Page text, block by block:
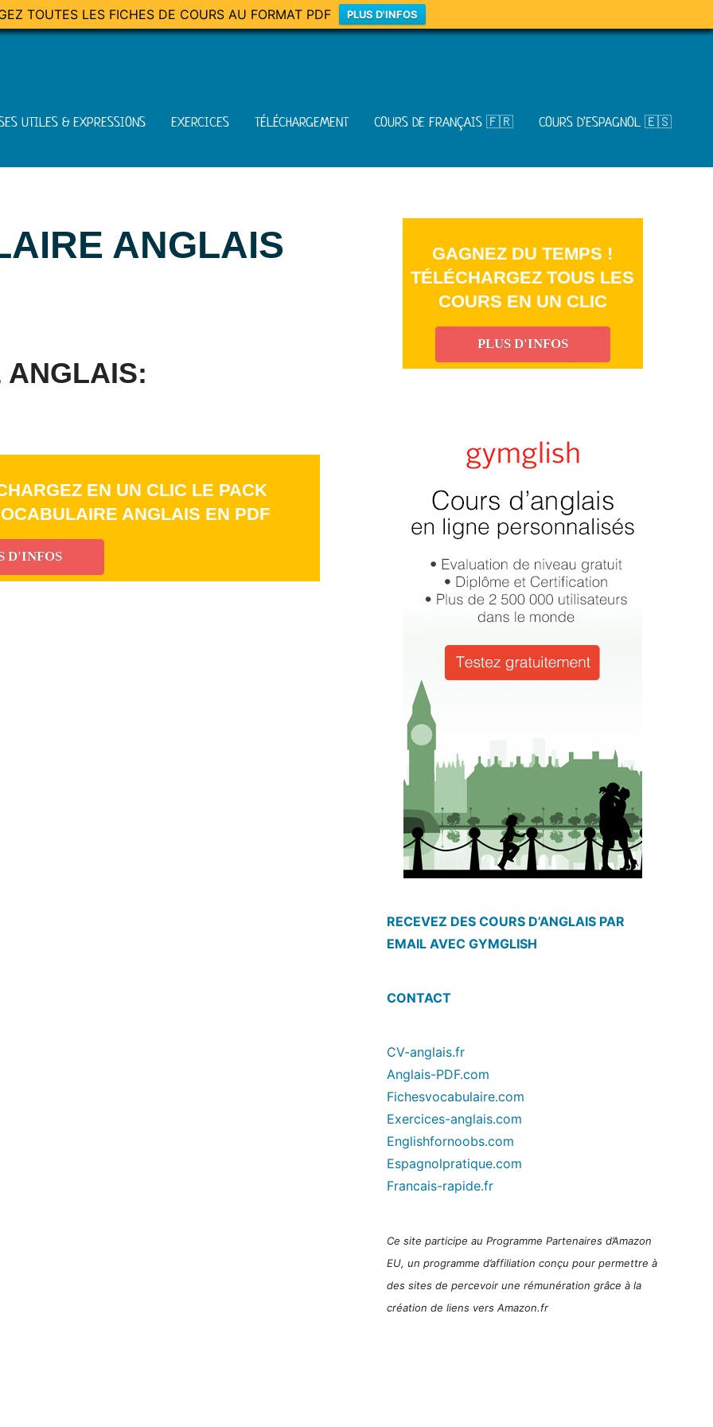
TOUTES LES FICHES DE COURS AU FORMAT PDF PLUS D'INFOS
UTILES & EXPRESSIONS EXERCICES TÉLÉCHARGEMENT COURS DE FRANÇAIS 🇫🇷 COURS D’ESPAGNOL 🇪🇸
ANGLAIS
ANGLAIS:
EN UN CLIC LE PACK
ANGLAIS EN PDF
D'INFOS
GAGNEZ DU TEMPS !
TÉLÉCHARGEZ TOUS LES
COURS EN UN CLIC
PLUS D'INFOS
RECEVEZ DES COURS D’ANGLAIS PAR
EMAIL AVEC GYMGLISH
CONTACT
CV-anglais.fr
Anglais-PDF.com
Fichesvocabulaire.com
Exercices-anglais.com
Englishfornoobs.com
Espagnolpratique.com
Francais-rapide.fr
Ce site participe au Programme Partenaires d’Amazon
EU, un programme d’affiliation conçu pour permettre à
des sites de percevoir une rémunération grâce à la
création de liens vers Amazon.fr